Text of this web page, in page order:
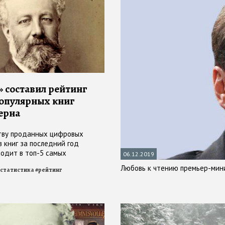
составил рейтинг
книг
проданных цифровых
книг за последний год
в топ-5 самых
статистика#рейтинг
06.12.2019
Любовь к чтению премьер-